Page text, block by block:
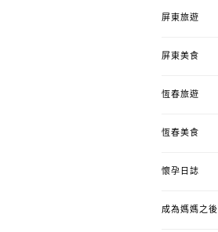
屏東旅遊
屏東美食
恆春旅遊
恆春美食
懷孕日誌
成為媽媽之後